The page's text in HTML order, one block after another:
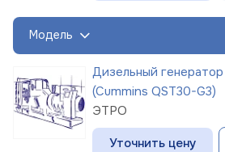
Модель
Дизельный
(Cummins QST30-G3)
ЭТРО
Уточнить цену